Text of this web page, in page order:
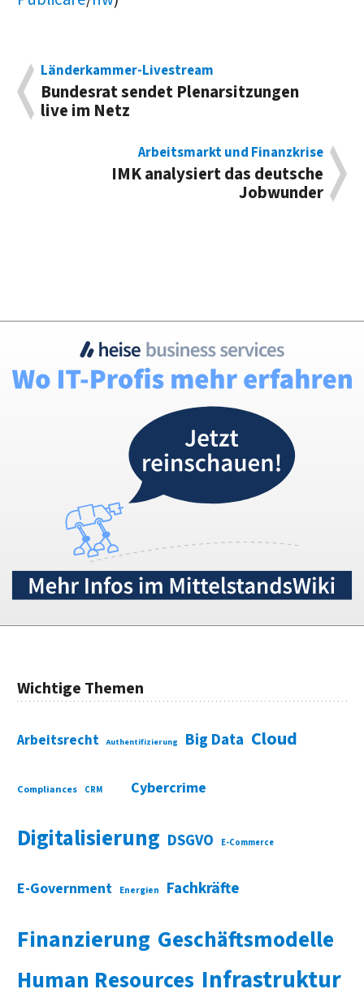
Länderkammer-Livestream
Bundesrat sendet Plenarsitzungen
live im Netz
Arbeitsmarkt und Finanzkrise
IMK analysiert das deutsche
Jobwunder
Wichtige Themen
Arbeitsrecht Authentifizierung Big Data Cloud
Compliances CRM Cybercrime
Digitalisierung DSGVO E-Commerce
E-Government Energien Fachkräfte
Finanzierung Geschäftsmodelle
Human Resources Infrastruktur